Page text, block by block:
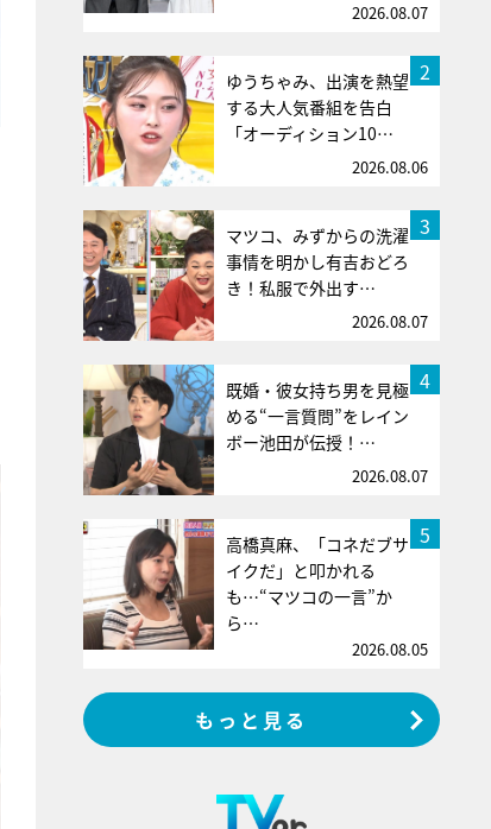
2026.08.07
2
ゆうちゃみ、出演を熱望
する大人気番組を告白
「オーディション10…
2026.08.06
3
マツコ、みずからの洗濯
事情を明かし有吉おどろ
き！私服で外出す…
2026.08.07
4
既婚・彼女持ち男を見極
める“一言質問”をレイン
ボー池田が伝授！…
2026.08.07
5
高橋真麻、「コネだブサ
イクだ」と叩かれる
も…“マツコの一言”か
ら…
2026.08.05
もっと見る